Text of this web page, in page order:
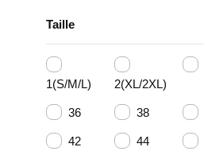
Taille
1(S/M/L) 2(XL/2XL)
36 38
42 44